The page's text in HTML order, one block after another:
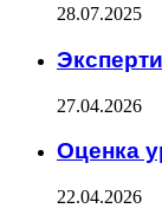
28.07.2025
27.04.2026
Оценка
22.04.2026